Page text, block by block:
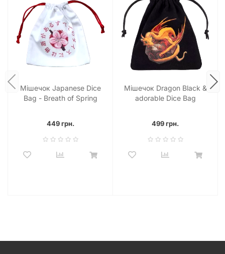
Мішечок Japanese Dice
Bag - Breath of Spring
449 грн.
Мішечок Dragon Black &
adorable Dice Bag
499 грн.